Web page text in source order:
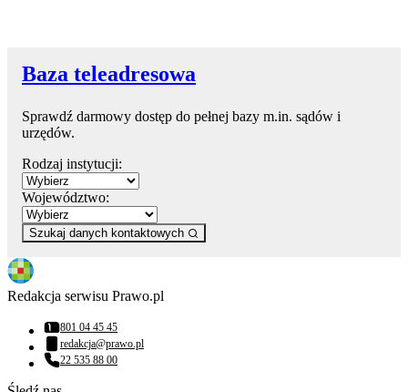
Baza teleadresowa
Sprawdź darmowy dostęp do pełnej bazy m.in. sądów i
urzędów.
Rodzaj instytucji:
Województwo:
Szukaj danych kontaktowych
Redakcja serwisu Prawo.pl
Numer telefonu:
801 04 45 45
Adres email:
redakcja@prawo.pl
Numer telefonu:
22 535 88 00